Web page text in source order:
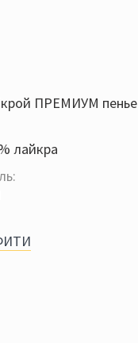
ПРЕМИУМ пенье
лайкра